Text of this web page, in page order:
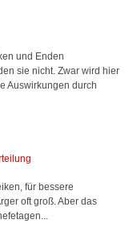
und Enden
sie nicht. Zwar wird hier
Auswirkungen durch
für bessere
oft groß. Aber das